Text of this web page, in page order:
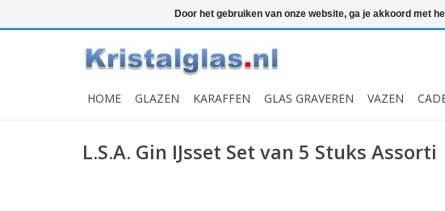
Snelle levering Graveren
HOME GLAZEN KARAFFEN GLAS GRAVEREN VAZEN
L.S.A. Gin IJsset Set van 5 Stuks Assorti
Door het gebruiken van onze website, ga je akkoord met